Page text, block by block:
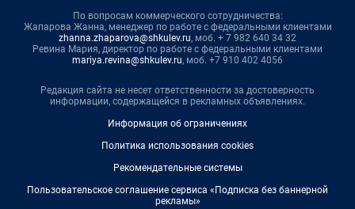
По вопросам коммерческого сотрудничества:
Жапарова Жанна, менеджер по работе с федеральными клиентами
zhanna.zhaparova@shkulev.ru, моб. + 7 982 640 34 32
Ревина Мария, директор по работе с федеральными клиентами
mariya.revina@shkulev.ru, моб. +7 910 402 4056
Редакция сайта не несет ответственности за достоверность
информации, содержащейся в рекламных объявлениях.
Информация об ограничениях
Политика использования cookies
Рекомендательные системы
Пользовательское соглашение сервиса «Подписка без баннерной
рекламы»